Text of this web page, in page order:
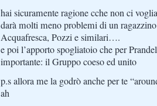
hai sicuramente ragione cche non ci
darà molti meno problemi di un
Acquafresca, Pozzi e similari….
e poi l’apporto spogliatoio che per
importante: il Gruppo coeso ed unito
p.s allora me la godrò anche per te
ah